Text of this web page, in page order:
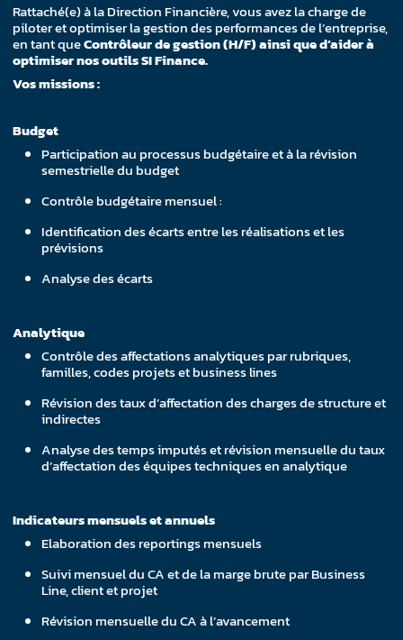
Rattaché(e) à la Direction Financière, vous avez la charge de
piloter et optimiser la gestion des performances de l’entreprise,
en tant queContrôleur de gestion (H/F) ainsi que d’aider à
optimiser nos outils SI Finance.
Vos missions :
Budget
Participation au processus budgétaire et à la révision
semestrielle du budget
Contrôle budgétaire mensuel :
Identification des écarts entre les réalisations et les
prévisions
Analyse des écarts
Analytique
Contrôle des affectations analytiques par rubriques,
familles, codes projets et business lines
Révision des taux d’affectation des charges de structure et
indirectes
Analyse des temps imputés et révision mensuelle du taux
d’affectation des équipes techniques en analytique
Indicateurs mensuels et annuels
Elaboration des reportings mensuels
Suivi mensuel du CA et de la marge brute par Business
Line, client et projet
Révision mensuelle du CA à l’avancement